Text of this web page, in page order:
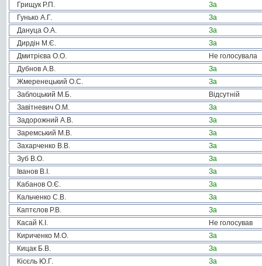
Грищук Р.П.
За
Гунько А.Г.
За
Дануца О.А.
За
Дирдін М.Є.
За
Дмитрієва О.О.
Не голосувала
Дубнов А.В.
За
Жмеренецький О.С.
За
Заблоцький М.Б.
Відсутній
Завітневич О.М.
За
Задорожний А.В.
За
Заремський М.В.
За
Захарченко В.В.
За
Зуб В.О.
За
Іванов В.І.
За
Кабанов О.Є.
За
Кальченко С.В.
За
Каптєлов Р.В.
За
Касай К.І.
Не голосував
Кириченко М.О.
За
Кицак Б.В.
За
Кісєль Ю.Г.
За